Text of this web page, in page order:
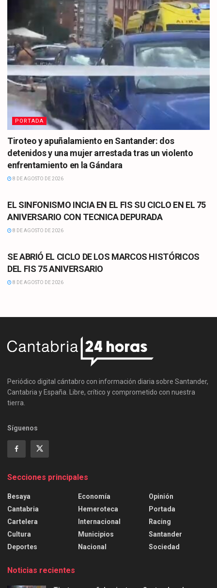
PORTADA
Tiroteo y apuñalamiento en Santander: dos
detenidos y una mujer arrestada tras un violento
enfrentamiento en la Gándara
8 DE AGOSTO DE 2026
EL SINFONISMO INCIA EN EL FIS SU CICLO EN EL 75
ANIVERSARIO CON TECNICA DEPURADA
8 DE AGOSTO DE 2026
SE ABRIÓ EL CICLO DE LOS MARCOS HISTÓRICOS
DEL FIS 75 ANIVERSARIO
8 DE AGOSTO DE 2026
Periódico digital cántabro con información diaria sobre Santander,
Cantabria y España. Libre, crítico y comprometido con nuestra
tierra.
Síguenos
Secciones principales
Besaya
Cantabria
Cartelera
Cultura
Deportes
Economía
Hemeroteca
Internacional
Municipios
Nacional
Opinión
Portada
Racing
Santander
Sociedad
Noticias recientes